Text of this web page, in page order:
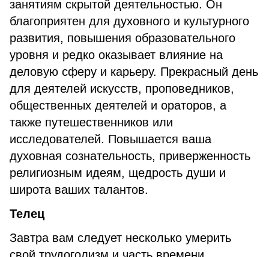
занятиям скрытой деятельностью. Он
благоприятен для духовного и культурного
развития, повышения образовательного
уровня и редко оказывает влияние на
деловую сферу и карьеру. Прекрасный день
для деятелей искусств, проповедников,
общественных деятелей и ораторов, а
также путешественников или
исследователей. Повышается ваша
духовная сознательность, приверженность
религиозным идеям, щедрость души и
широта ваших талантов.
Телец
Завтра вам следует несколько умерить